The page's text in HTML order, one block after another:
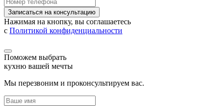
Записаться на консультацию
Нажимая на кнопку, вы соглашаетесь
с Политикой конфиденциальности
Поможем выбрать
кухню вашей мечты
Мы перезвоним и проконсультируем вас.